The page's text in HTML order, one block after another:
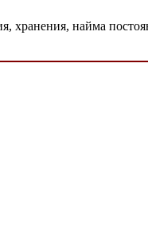
хранения, найма